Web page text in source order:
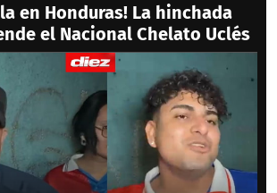
en Honduras! La hinchada
el Nacional Chelato Uclés